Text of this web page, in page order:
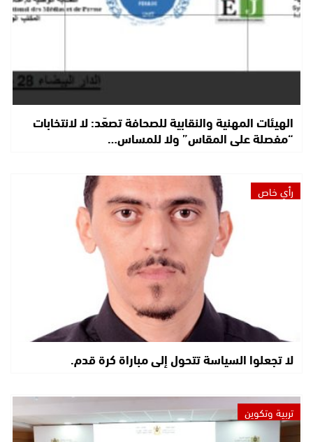
الهيئات المهنية والنقابية للصحافة تصعّد: لا لانتخابات
“مفصلة على المقاس” ولا للمساس…
رأي خاص
لا تجعلوا السياسة تتحول إلى مباراة كرة قدم.
تربية وتكوين